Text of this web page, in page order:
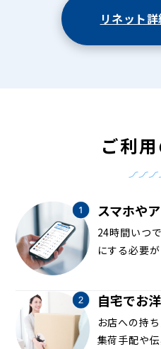
リネット
ご利
スマホや
24時間いつ
にする必要
自宅でお
お店への持
集荷手配や